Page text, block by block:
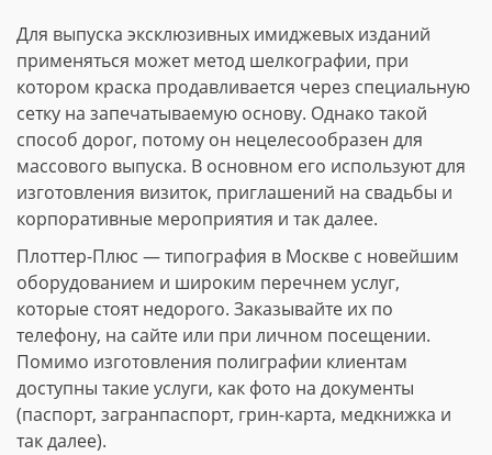
Для выпуска эксклюзивных имиджевых изданий
применяться может метод шелкографии, при
котором краска продавливается через специальную
сетку на запечатываемую основу. Однако такой
способ дорог, потому он нецелесообразен для
массового выпуска. В основном его используют для
изготовления визиток, приглашений на свадьбы и
корпоративные мероприятия и так далее.
Плоттер-Плюс — типография в Москве с новейшим
оборудованием и широким перечнем услуг,
которые стоят недорого. Заказывайте их по
телефону, на сайте или при личном посещении.
Помимо изготовления полиграфии клиентам
доступны такие услуги, как фото на документы
(паспорт, загранпаспорт, грин-карта, медкнижка и
так далее).